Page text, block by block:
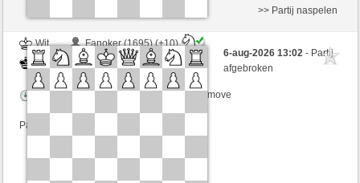
Wit
Fanoker (1695) (+10)
Zwart
Lakaz (1562) (-10)
Speelduur: 3 minutes/side + 0 seconds/move
Partij telt mee voor de ranglijst
>> Partij naspelen
6-aug-2026 13:02- Partij
afgebroken